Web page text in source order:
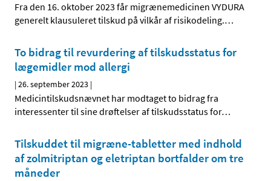
Fra den 16. oktober 2023 får migrænemedicinen VYDURA
generelt klausuleret tilskud på vilkår af risikodeling.…
To bidrag til revurdering af tilskudsstatus for
lægemidler mod allergi
|26. september 2023 |
Medicintilskudsnævnet har modtaget to bidrag fra
interessenter til sine drøftelser af tilskudsstatus for…
Tilskuddet til migræne-tabletter med indhold
af zolmitriptan og eletriptan bortfalder om tre
måneder